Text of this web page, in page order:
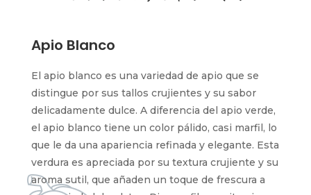
Apio Blanco
El apio blanco es una variedad de apio que se
distingue por sus tallos crujientes y su sabor
delicadamente dulce. A diferencia del apio verde,
el apio blanco tiene un color pálido, casi marfil, lo
que le da una apariencia refinada y elegante. Esta
verdura es apreciada por su textura crujiente y su
aroma sutil, que añaden un toque de frescura a